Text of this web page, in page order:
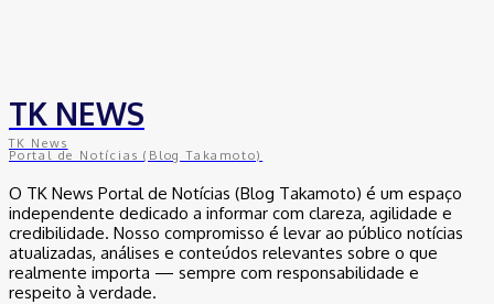
TK NEWS
TK News
Portal de Notícias (Blog Takamoto)
O TK News Portal de Notícias (Blog Takamoto) é um espaço
independente dedicado a informar com clareza, agilidade e
credibilidade. Nosso compromisso é levar ao público notícias
atualizadas, análises e conteúdos relevantes sobre o que
realmente importa — sempre com responsabilidade e
respeito à verdade.